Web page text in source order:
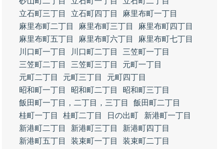
立石町三丁目
立石町四丁目
麻里布町一丁目
麻里布町二丁目
麻里布町三丁目
麻里布町四丁目
麻里布町五丁目
麻里布町六丁目
麻里布町七丁目
川口町一丁目
川口町二丁目
三笠町一丁目
三笠町二丁目
三笠町三丁目
元町一丁目
元町二丁目
元町三丁目
元町四丁目
昭和町一丁目
昭和町二丁目
昭和町三丁目
飯田町一丁目，二丁目，三丁目
飯田町二丁目
桂町一丁目
桂町二丁目 日の出町
新港町一丁目
新港町二丁目
新港町三丁目
新港町四丁目
新港町五丁目
装束町一丁目
装束町二丁目